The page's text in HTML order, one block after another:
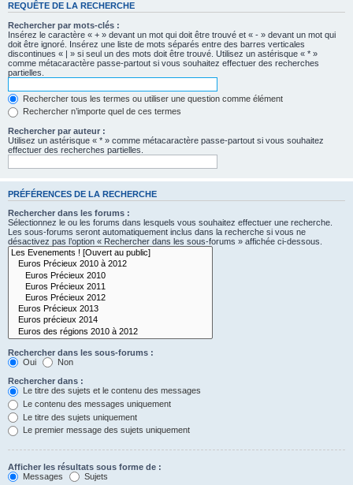
REQUÊTE DE LA RECHERCHE
Rechercher par mots-clés :
Insérez le caractère « + » devant un mot qui doit être trouvé et « - » devant un mot qui
doit être ignoré. Insérez une liste de mots séparés entre des barres verticales
discontinues « | » si seul un des mots doit être trouvé. Utilisez un astérisque « * »
comme métacaractère passe-partout si vous souhaitez effectuer des recherches
partielles.
Rechercher tous les termes ou utiliser une question comme élément
Rechercher n’importe quel de ces termes
Rechercher par auteur :
Utilisez un astérisque « * » comme métacaractère passe-partout si vous souhaitez
effectuer des recherches partielles.
PRÉFÉRENCES DE LA RECHERCHE
Rechercher dans les forums :
Sélectionnez le ou les forums dans lesquels vous souhaitez effectuer une recherche.
Les sous-forums seront automatiquement inclus dans la recherche si vous ne
désactivez pas l’option « Rechercher dans les sous-forums » affichée ci-dessous.
Rechercher dans les sous-forums :
Oui
Non
Rechercher dans :
Le titre des sujets et le contenu des messages
Le contenu des messages uniquement
Le titre des sujets uniquement
Le premier message des sujets uniquement
Afficher les résultats sous forme de :
Messages
Sujets